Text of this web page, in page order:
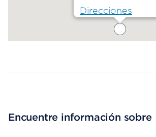
Direcciones
Encuentre información sobre